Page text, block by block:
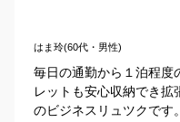
はま玲(60代・男性)
毎日の通勤から１泊程度
レットも安心収納でき拡
のビジネスリュツクです。